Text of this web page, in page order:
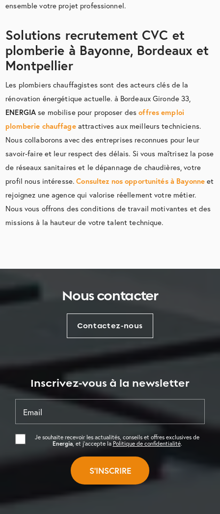
ensemble votre projet professionnel.
Solutions recrutement CVC et
plomberie à Bayonne, Bordeaux et
Montpellier
Les plombiers chauffagistes sont des acteurs clés de la
rénovation énergétique actuelle. à Bordeaux Gironde 33,
ENERGIA se mobilise pour proposer desoffres emploi
plomberie chauffageattractives aux meilleurs techniciens.
Nous collaborons avec des entreprises reconnues pour leur
savoir-faire et leur respect des délais. Si vous maîtrisez la pose
de réseaux sanitaires et le dépannage de chaudières, votre
profil nous intéresse.Consultez nos opportunités à Bayonne et
rejoignez une agence qui valorise réellement votre métier.
Nous vous offrons des conditions de travail motivantes et des
missions à la hauteur de votre talent technique.
Nous contacter
Contactez-nous
Inscrivez-vous à la newsletter
Email
Je souhaite recevoir les actualités, conseils et offres exclusives de
Energia, et j’accepte la Politique de confidentialité.